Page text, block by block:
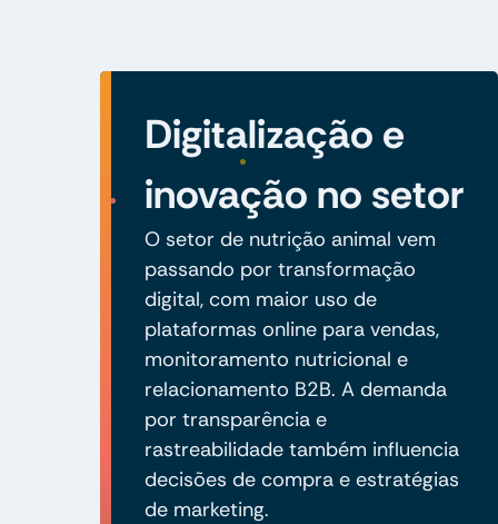
Digitalização e
inovação no setor
O setor de nutrição animal vem
passando por transformação
digital, com maior uso de
plataformas online para vendas,
monitoramento nutricional e
relacionamento B2B. A demanda
por transparência e
rastreabilidade também influencia
decisões de compra e estratégias
de marketing.